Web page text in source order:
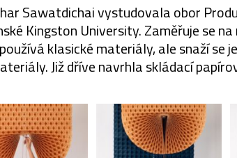
Sawatdichai vystudovala obor
Kingston University. Zaměřuje se
klasické materiály, ale snaží se
Již dříve navrhla skládací